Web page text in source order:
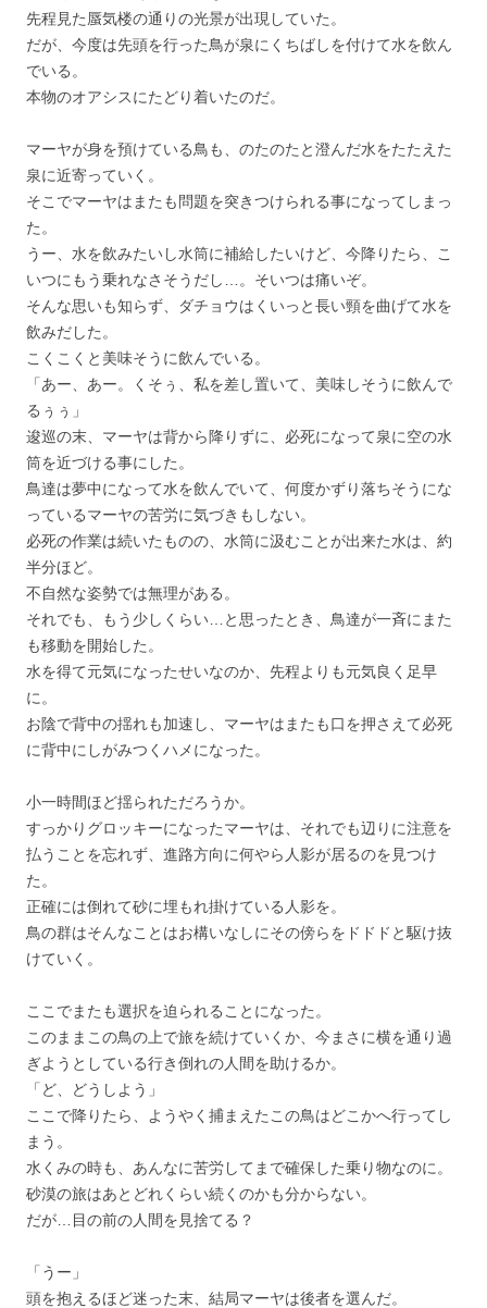
先程見た蜃気楼の通りの光景が出現していた。
だが、今度は先頭を行った鳥が泉にくちばしを付けて水を飲ん
でいる。
本物のオアシスにたどり着いたのだ。
マーヤが身を預けている鳥も、のたのたと澄んだ水をたたえた
泉に近寄っていく。
そこでマーヤはまたも問題を突きつけられる事になってしまっ
た。
うー、水を飲みたいし水筒に補給したいけど、今降りたら、こ
いつにもう乗れなさそうだし…。そいつは痛いぞ。
そんな思いも知らず、ダチョウはくいっと長い頸を曲げて水を
飲みだした。
こくこくと美味そうに飲んでいる。
「あー、あー。くそぅ、私を差し置いて、美味しそうに飲んで
るぅぅ」
逡巡の末、マーヤは背から降りずに、必死になって泉に空の水
筒を近づける事にした。
鳥達は夢中になって水を飲んでいて、何度かずり落ちそうにな
っているマーヤの苦労に気づきもしない。
必死の作業は続いたものの、水筒に汲むことが出来た水は、約
半分ほど。
不自然な姿勢では無理がある。
それでも、もう少しくらい…と思ったとき、鳥達が一斉にまた
も移動を開始した。
水を得て元気になったせいなのか、先程よりも元気良く足早
に。
お陰で背中の揺れも加速し、マーヤはまたも口を押さえて必死
に背中にしがみつくハメになった。
小一時間ほど揺られただろうか。
すっかりグロッキーになったマーヤは、それでも辺りに注意を
払うことを忘れず、進路方向に何やら人影が居るのを見つけ
た。
正確には倒れて砂に埋もれ掛けている人影を。
鳥の群はそんなことはお構いなしにその傍らをドドドと駆け抜
けていく。
ここでまたも選択を迫られることになった。
このままこの鳥の上で旅を続けていくか、今まさに横を通り過
ぎようとしている行き倒れの人間を助けるか。
「ど、どうしよう」
ここで降りたら、ようやく捕まえたこの鳥はどこかへ行ってし
まう。
水くみの時も、あんなに苦労してまで確保した乗り物なのに。
砂漠の旅はあとどれくらい続くのかも分からない。
だが…目の前の人間を見捨てる？
「うー」
頭を抱えるほど迷った末、結局マーヤは後者を選んだ。